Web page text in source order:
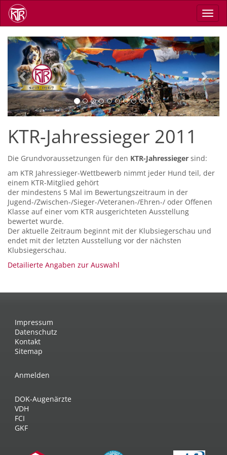
Direkt
zum
Inhalt
Previous Next
KTR-Jahressieger 2011
Die Grundvoraussetzungen für den KTR-Jahressieger sind:
am KTR Jahressieger-Wettbewerb nimmt jeder Hund teil, der
einem KTR-Mitglied gehört
der mindestens 5 Mal im Bewertungszeitraum in der
Jugend-/Zwischen-/Sieger-/Veteranen-/Ehren-/ oder Offenen
Klasse auf einer vom KTR ausgerichteten Ausstellung
bewertet wurde.
Der aktuelle Zeitraum beginnt mit der Klubsiegerschau und
endet mit der letzten Ausstellung vor der nächsten
Klubsiegerschau.
Detailierte Angaben zur Auswahl
Impressum
Datenschutz
Kontakt
Sitemap
Anmelden
DOK-Augenärzte
VDH
FCI
GKF